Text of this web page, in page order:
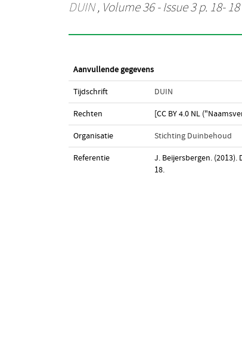
DUIN, Volume 36 - Issue 3 p. 18- 18
Aanvullende gegevens
Tijdschrift DUIN
Rechten [CC BY 4.0 NL
Organisatie Stichting Duinbehoud
Referentie J. Beijersbergen.
18.